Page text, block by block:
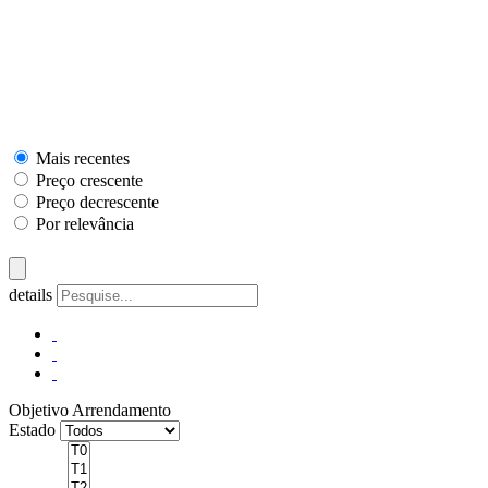
Mais recentes
Preço crescente
Preço decrescente
Por relevância
details
Objetivo Arrendamento
Estado